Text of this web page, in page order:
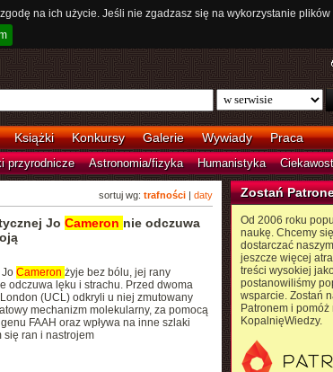
na ich użycie. Jeśli nie zgadzasz się na wykorzystanie
Książki Konkursy Galerie Wywiady Praca
przyrodnicze Astronomia/fizyka Humanistyka
sortuj wg: trafności| daty
Jo Cameron nie odczuwa
Jo Cameron żyje bez bólu, jej rany
odczuwa lęku i strachu. Przed dwoma
(UCL) odkryli u niej zmutowany
mechanizm molekularny, za pomocą
FAAH oraz wpływa na inne szlaki
ran i nastrojem
Zostań
Od 2006 roku
naukę. Chcemy
dostarczać
jeszcze więcej
treści wysokiej
postanowiliśmy
wsparcie. Zostań
Patronem i
KopalnięWiedzy.